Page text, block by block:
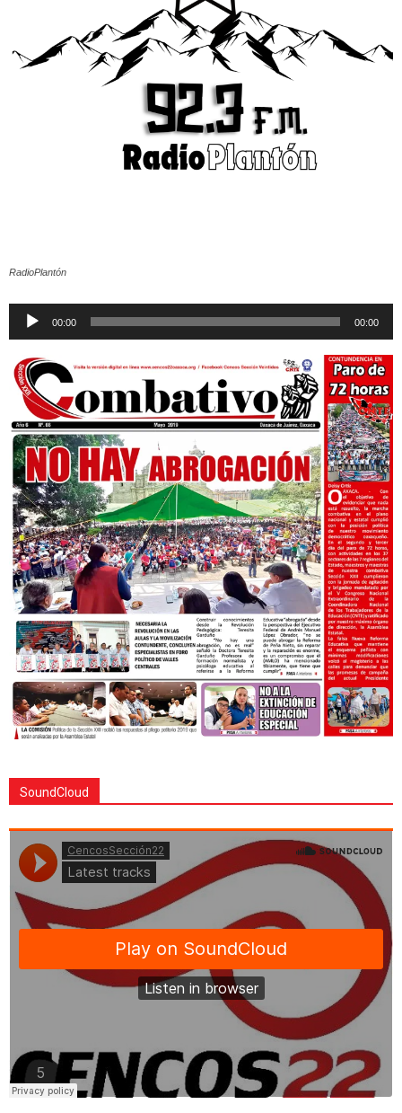
RadioPlantón
Reproductor
00:00 00:00
SoundCloud